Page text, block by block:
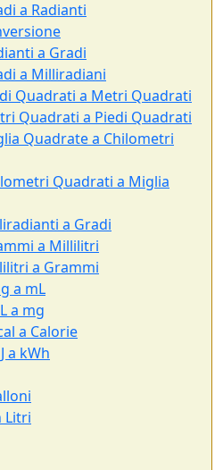
a Radianti
a Gradi
a Milliradiani
Quadrati a Metri Quadrati
Quadrati a Piedi Quadrati
Quadrate a Chilometri
Quadrati a Miglia
a Gradi
a Millilitri
a Grammi
a mL
a mg
a Calorie
a kWh
Litri